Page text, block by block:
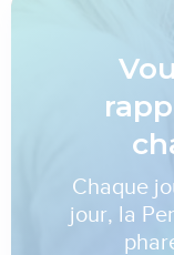
Chaque
jour, la